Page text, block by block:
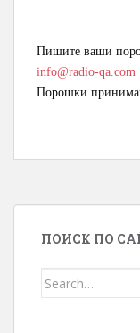
Пишите ваши
info@radio-qa.com
Порошки
ПОИСК ПО
Search for: